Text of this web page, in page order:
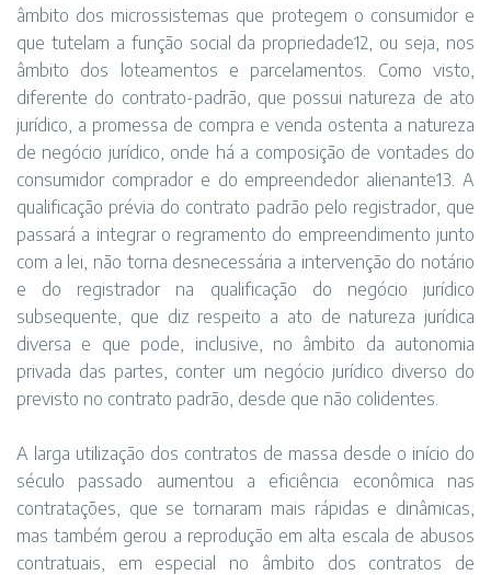
âmbito dos microssistemas que protegem o consumidor e
que tutelam a função social da propriedade12, ou seja, nos
âmbito dos loteamentos e parcelamentos. Como visto,
diferente do contrato-padrão, que possui natureza de ato
jurídico, a promessa de compra e venda ostenta a natureza
de negócio jurídico, onde há a composição de vontades do
consumidor comprador e do empreendedor alienante13. A
qualificação prévia do contrato padrão pelo registrador, que
passará a integrar o regramento do empreendimento junto
com a lei, não torna desnecessária a intervenção do notário
e do registrador na qualificação do negócio jurídico
subsequente, que diz respeito a ato de natureza jurídica
diversa e que pode, inclusive, no âmbito da autonomia
privada das partes, conter um negócio jurídico diverso do
previsto no contrato padrão, desde que não colidentes.
A larga utilização dos contratos de massa desde o início do
século passado aumentou a eficiência econômica nas
contratações, que se tornaram mais rápidas e dinâmicas,
mas também gerou a reprodução em alta escala de abusos
contratuais, em especial no âmbito dos contratos de